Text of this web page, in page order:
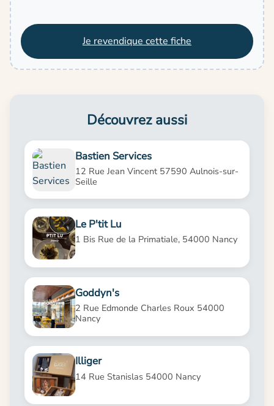
Je revendique cette fiche
Découvrez aussi
Bastien Services
12 Rue Jean Vincent 57590 Aulnois-sur-
Seille
Le P'tit Lu
1 Bis Rue de la Primatiale, 54000 Nancy
Goddyn's
2 Rue Edmonde Charles Roux 54000
Nancy
Illiger
14 Rue Stanislas 54000 Nancy